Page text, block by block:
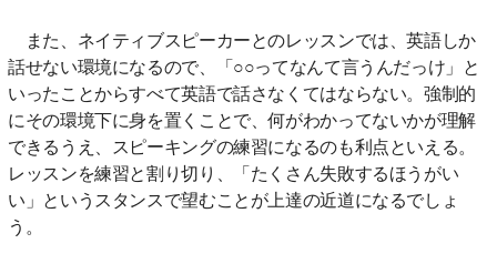
また、ネイティブスピーカーとのレッスンでは、英語しか
話せない環境になるので、「○○ってなんて言うんだっけ」と
いったことからすべて英語で話さなくてはならない。強制的
にその環境下に身を置くことで、何がわかってないかが理解
できるうえ、スピーキングの練習になるのも利点といえる。
レッスンを練習と割り切り、「たくさん失敗するほうがい
い」というスタンスで望むことが上達の近道になるでしょ
う。